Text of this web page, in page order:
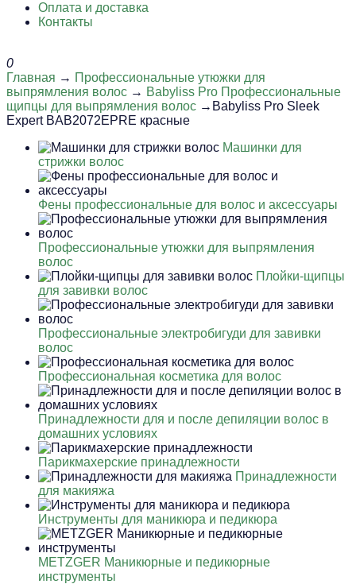
Оплата и доставка
Контакты
0
Главная → Профессиональные утюжки для
выпрямления волос → Babyliss Pro Профессиональные
щипцы для выпрямления волос →Babyliss Pro Sleek
Expert BAB2072EPRE красные
Машинки для
стрижки волос
Фены профессиональные для волос и аксессуары
Профессиональные утюжки для выпрямления
волос
Плойки-щипцы
для завивки волос
Профессиональные электробигуди для завивки
волос
Профессиональная косметика для волос
Принадлежности для и после депиляции волос в
домашних условиях
Парикмахерские принадлежности
Принадлежности
для макияжа
Инструменты для маникюра и педикюра
METZGER Маникюрные и педикюрные
инструменты